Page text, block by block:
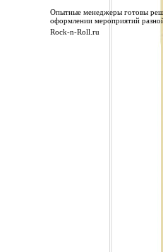
Опытные менеджеры готовы
оформлении мероприятий
Rock-n-Roll.ru